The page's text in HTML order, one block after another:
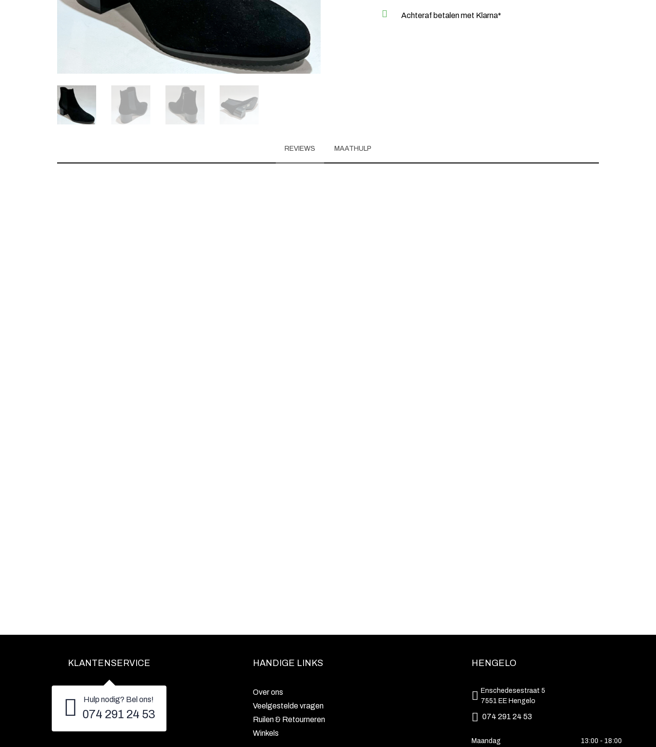
Achteraf betalen met Klarna*
REVIEWS MAATHULP
KLANTENSERVICE
Hulp nodig? Bel ons!
074 291 24 53
HANDIGE LINKS
Over ons
Veelgestelde vragen
Ruilen & Retourneren
Winkels
HENGELO
Enschedesestraat 5
7551 EE Hengelo
074 291 24 53
Maandag 13:00 - 18:00